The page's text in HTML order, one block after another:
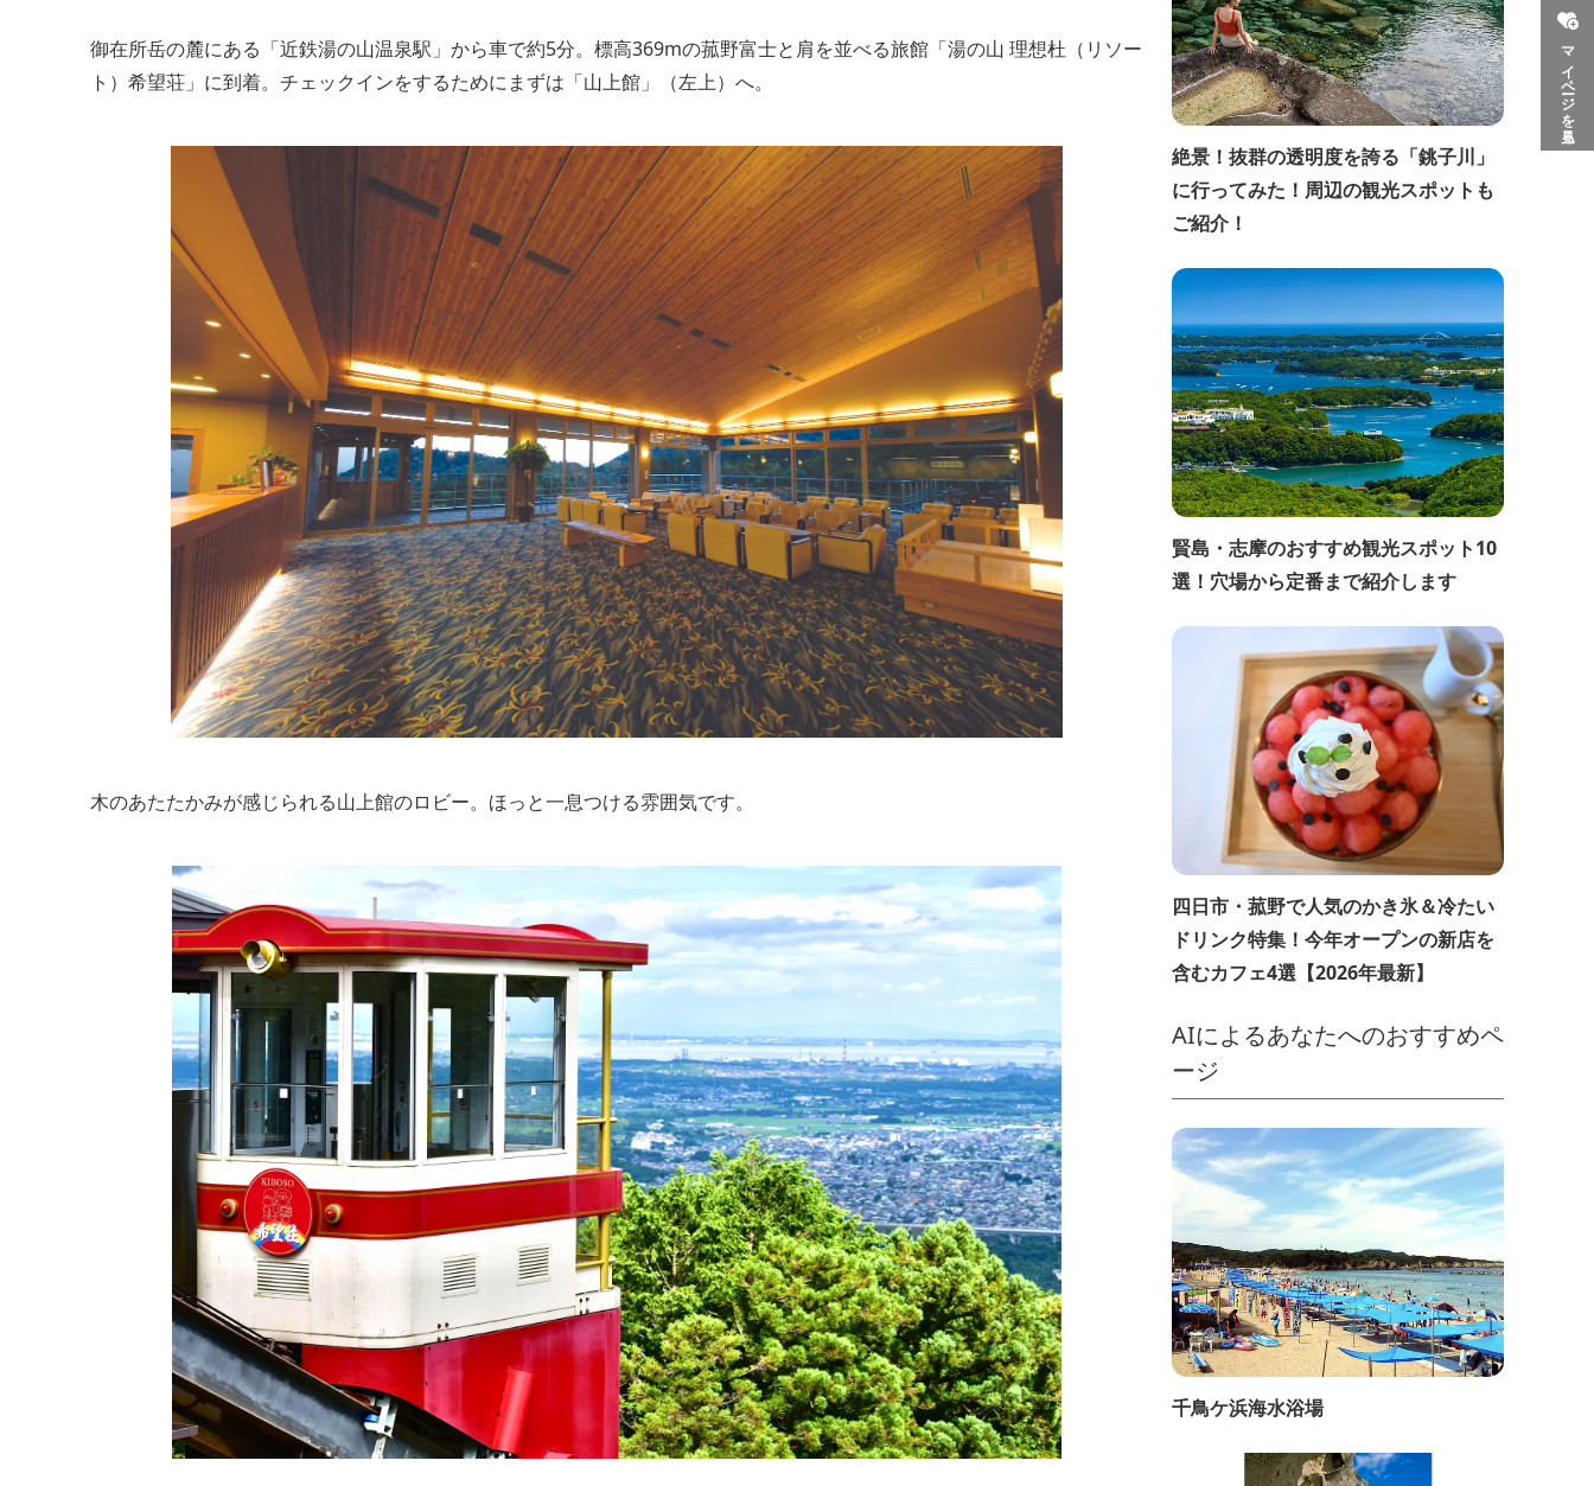
マイページを見る
御在所岳の麓にある「近鉄湯の山温泉駅」から車で約5分。標高369mの菰野富士と肩を並べる旅館「湯の山 理想杜（リソー
ト）希望荘」に到着。チェックインをするためにまずは「山上館」（左上）へ。
木のあたたかみが感じられる山上館のロビー。ほっと一息つける雰囲気です。
絶景！抜群の透明度を誇る「銚子川」
に行ってみた！周辺の観光スポットも
ご紹介！
賢島・志摩のおすすめ観光スポット10
選！穴場から定番まで紹介します
四日市・菰野で人気のかき氷＆冷たい
ドリンク特集！今年オープンの新店を
含むカフェ4選【2026年最新】
AIによるあなたへのおすすめペ
ージ
千鳥ケ浜海水浴場